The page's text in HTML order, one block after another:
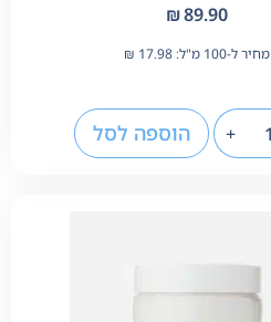
₪89.90
מחיר ל-100 מ"ל: ₪ 17.98
+ הוספה לסל